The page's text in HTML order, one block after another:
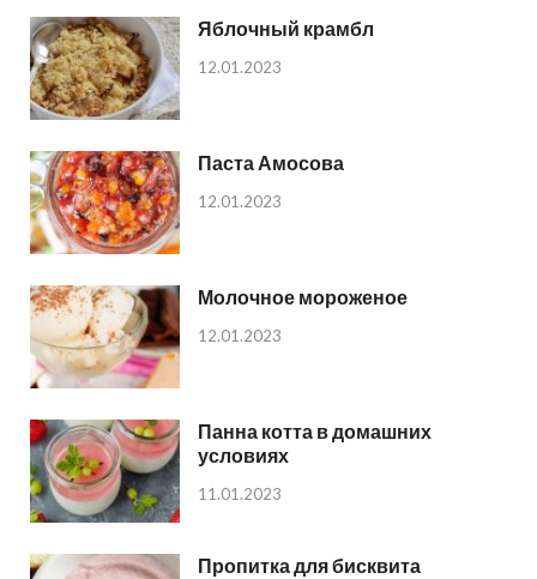
Яблочный крамбл
12.01.2023
Паста Амосова
12.01.2023
Молочное мороженое
12.01.2023
Панна котта в домашних
условиях
11.01.2023
Пропитка для бисквита